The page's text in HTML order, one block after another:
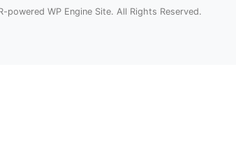
powered WP Engine Site. All Rights Reserved.